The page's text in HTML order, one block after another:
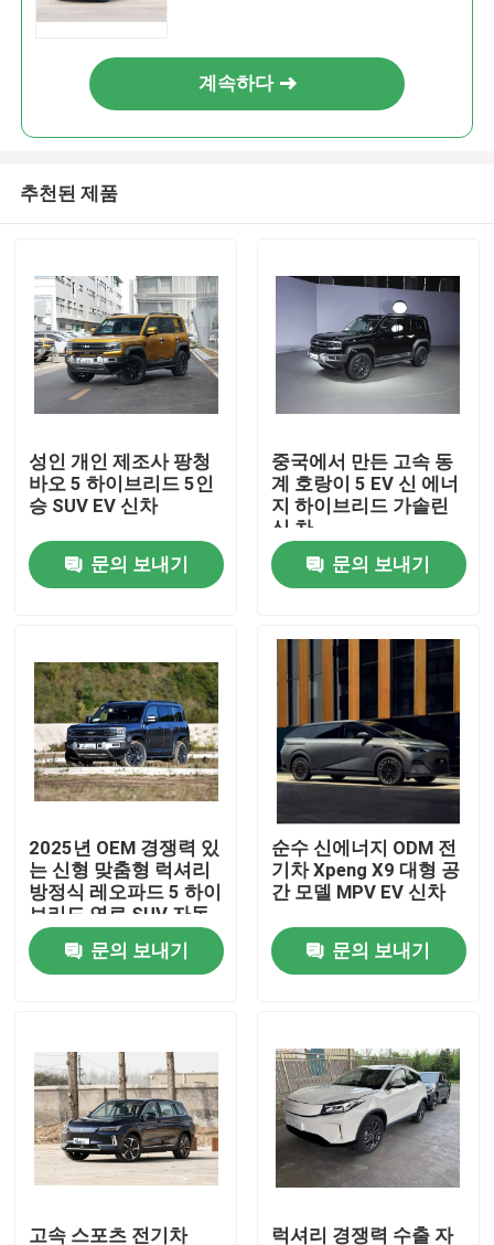
제품 소개
회사 소개
품질 관리
연락처
견적 요청
전기차 자동차
가솔린 자동차
계속하다
추천된 제품
성인 개인 제조사 팡청
바오 5 하이브리드 5인
승 SUV EV 신차
문의 보내기
중국에서 만든 고속 동
계 호랑이 5 EV 신 에너
지 하이브리드 가솔린
신 차
문의 보내기
2025년 OEM 경쟁력 있
는 신형 맞춤형 럭셔리
방정식 레오파드 5 하이
브리드 연료 SUV 자동
차
문의 보내기
순수 신에너지 ODM 전
기차 Xpeng X9 대형 공
간 모델 MPV EV 신차
문의 보내기
고속 스포츠 전기차 럭셔리 경쟁력 수출 자